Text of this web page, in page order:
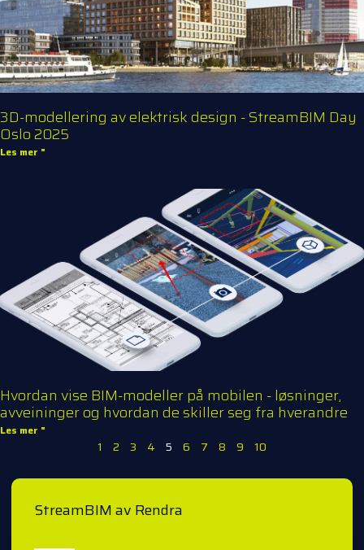
3D-modellering av elektrisk design - StreamBIM Day
Oslo 2025
Les mer "
Hvordan vise BIM-modeller på mobilen - løsninger,
avveininger og hvordan de skiller seg fra hverandre
Les mer "
1 2 3 4 5 6 7 8 9 10
StreamBIM av Rendra